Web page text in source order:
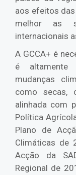
aos efeitos
melhor as
internacionais
A GCCA+ é
é altamente
mudanças
como secas,
alinhada com
Política
Plano de
Climáticas de
Acção da
Regional de